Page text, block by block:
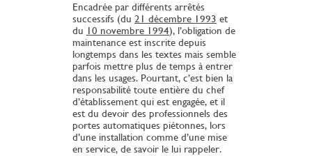
Encadrée par différents arrêtés
successifs (du 21 décembre 1993 et
du 10 novembre 1994), l’obligation de
maintenance est inscrite depuis
longtemps dans les textes mais semble
parfois mettre plus de temps à entrer
dans les usages. Pourtant, c’est bien la
responsabilité toute entière du chef
d’établissement qui est engagée, et il
est du devoir des professionnels des
portes automatiques piétonnes, lors
d’une installation comme d’une mise
en service, de savoir le lui rappeler.